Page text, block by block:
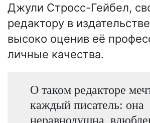
Джули Стросс-Гейбел,
редактору в
высоко оценив её
личные качества.
О таком редакторе
каждый писатель: она
неравнодушна,